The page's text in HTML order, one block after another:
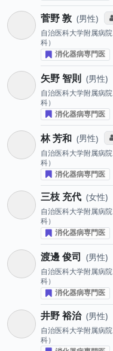
菅野 敦 男性
自治医科大学附属病院
科）
消化器病専門医
矢野 智則 男性
自治医科大学附属病院
科）
消化器病専門医
林 芳和 男性
自治医科大学附属病院
科）
消化器病専門医
三枝 充代 女性
自治医科大学附属病院
科）
消化器病専門医
渡邊 俊司 男性
自治医科大学附属病院
科）
消化器病専門医
井野 裕治 男性
自治医科大学附属病院
科）